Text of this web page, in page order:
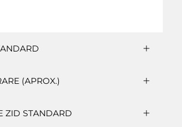
(APROX.)
ZID STANDARD